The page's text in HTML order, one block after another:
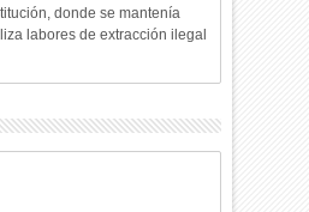
donde se mantenía
labores de extracción ilegal